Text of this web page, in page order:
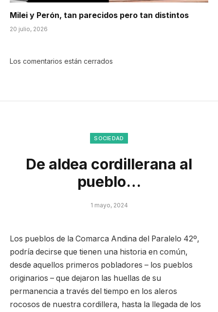
Milei y Perón, tan parecidos pero tan distintos
20 julio, 2026
Los comentarios están cerrados
SOCIEDAD
De aldea cordillerana al
pueblo…
1 mayo, 2024
Los pueblos de la Comarca Andina del Paralelo 42º,
podría decirse que tienen una historia en común,
desde aquellos primeros pobladores – los pueblos
originarios – que dejaron las huellas de su
permanencia a través del tiempo en los aleros
rocosos de nuestra cordillera, hasta la llegada de los